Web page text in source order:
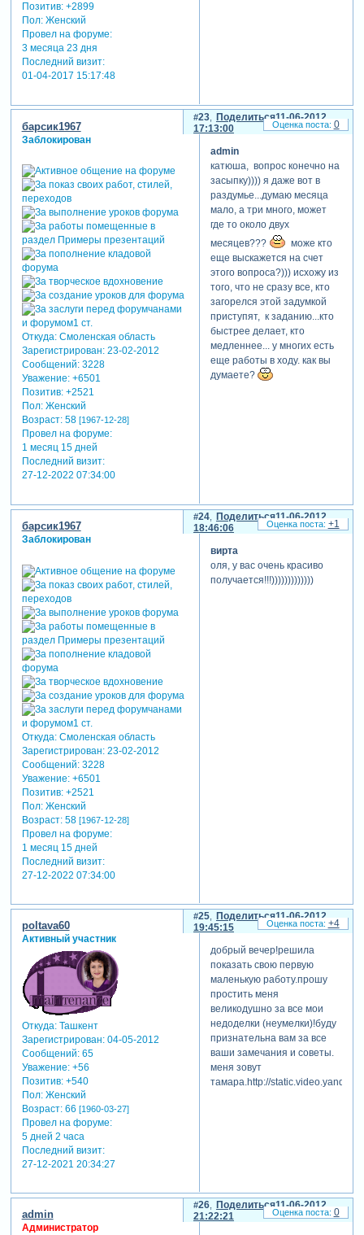
пустить движение слева на
право и открыть окно с
помощью маски
увидеть ссылки
4. четвертый
слайд...состарить
фон...фото можно добавить
тонкую белую рамочку-
контур...сделать чуть
меньше корсеты и
поставить их на столики
увидеть ссылки
5. дрожание крылышек
сделать более быстрое
лестницу уронить...сумочку
можно повесить на манекен
увидеть ссылки
Позитив: +2899
Пол:Женский
Провел на форуме:
3 месяца 23 дня
Последний визит:
01-04-2017 15:17:48
Поделиться
23
11-06-2012
17:13:00
барсик1967
Заблокирован
Откуда:Смоленская область
Зарегистрирован: 23-02-2012
Сообщений:3228
Уважение: +6501
Позитив: +2521
Пол:Женский
Возраст:58 [1967-12-28]
Провел на форуме:
1 месяц 15 дней
Последний визит:
27-12-2022 07:34:00
admin
катюша, вопрос конечно на
засыпку)))) я даже вот в
раздумье...думаю месяца
мало, а три много, может
где то около двух
месяцев???
може кто
еще выскажется на счет
этого вопроса?))) исхожу из
того, что не сразу все, кто
загорелся этой задумкой
приступят, к заданию...кто
быстрее делает, кто
медленнее... у многих есть
еще работы в ходу. как вы
думаете?
0
Поделиться
24
11-06-2012
18:46:06
барсик1967
Заблокирован
Откуда:Смоленская область
Зарегистрирован: 23-02-2012
Сообщений:3228
Уважение: +6501
Позитив: +2521
Пол:Женский
Возраст:58 [1967-12-28]
Провел на форуме:
1 месяц 15 дней
Последний визит:
27-12-2022 07:34:00
вирта
оля, у вас очень красиво
получается!!!)))))))))))))
+1
Поделиться
25
11-06-2012
19:45:15
poltava60
Активный участник
Откуда:Ташкент
Зарегистрирован: 04-05-2012
Сообщений:65
Уважение: +56
Позитив: +540
Пол:Женский
Возраст:66 [1960-03-27]
Провел на форуме:
5 дней 2 часа
Последний визит:
27-12-2021 20:34:27
добрый вечер!решила
показать свою первую
маленькую работу.прошу
простить меня
великодушно за все мои
недоделки (неумелки)!буду
признательна вам за все
ваши замечания и советы.
меня зовут
тамара.http://
+4
Поделиться
26
11-06-2012
21:22:21
admin
Администратор
0